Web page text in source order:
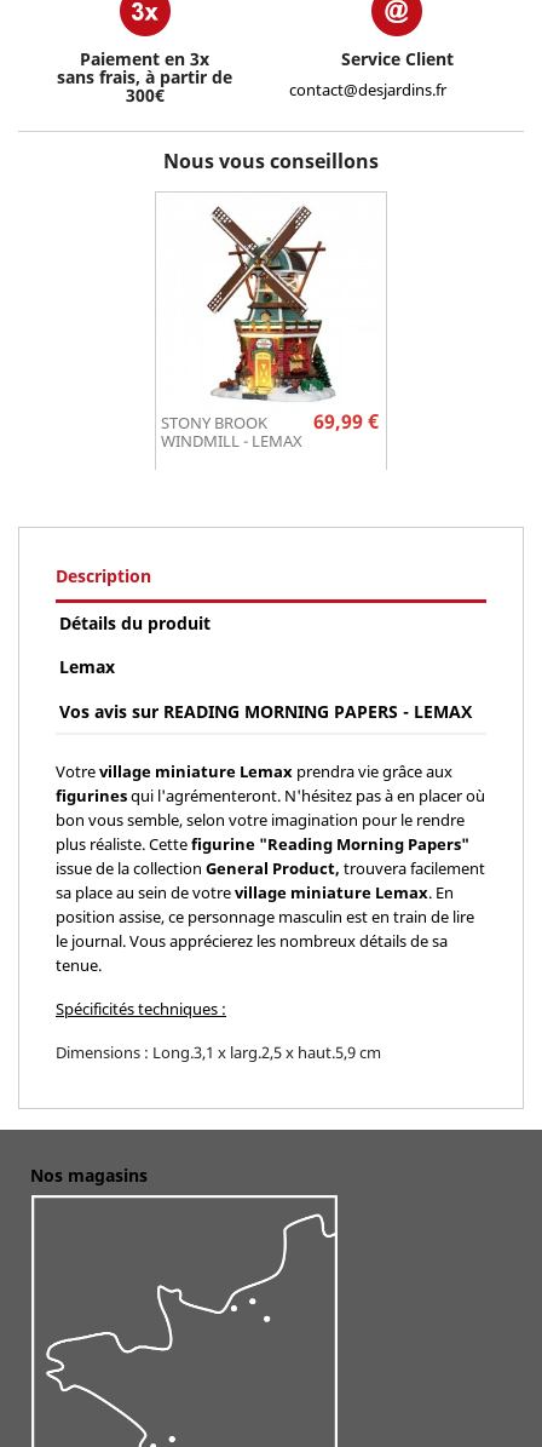
Paiement en 3x
sans frais, à partir de
300€
Service Client
contact@desjardins.fr
Nous vous conseillons
STONY BROOK
WINDMILL - LEMAX
Prix
69,99 €
Description
Détails du produit
Lemax
Vos avis sur READING MORNING PAPERS - LEMAX
Votrevillage miniature Lemax prendra vie grâce aux
figurinesqui l'agrémenteront. N'hésitez pas à en placer où
bon vous semble, selon votre imagination pour le rendre
plus réaliste. Cettefigurine "Reading Morning Papers"
issue de la collection General Product, trouvera facilement
sa place au sein de votrevillage miniature Lemax. En
position assise, ce personnage masculin est en train de lire
le journal. Vous apprécierez les nombreux détails de sa
tenue.
Spécificités techniques :
Dimensions : Long.3,1 x larg.2,5 x haut.5,9 cm
Nos magasins